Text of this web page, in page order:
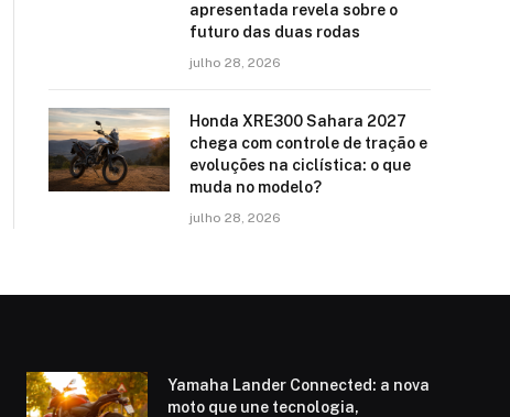
apresentada revela sobre o
futuro das duas rodas
julho 28, 2026
Honda XRE300 Sahara 2027
chega com controle de tração e
evoluções na ciclística: o que
muda no modelo?
julho 28, 2026
Yamaha Lander Connected: a nova
moto que une tecnologia,